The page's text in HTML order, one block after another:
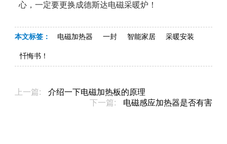
心，一定要更换成德斯达电磁采暖炉！
本文标签： 电磁加热器 一封 智能家居 采暖安装
忏悔书！
上一篇:
介绍一下电磁加热板的原理
下一篇:
电磁感应加热器是否有害